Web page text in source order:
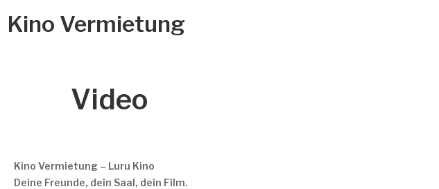
Kino Vermietung
Video
Kino Vermietung – Luru Kino
Deine Freunde, dein Saal, dein Film.